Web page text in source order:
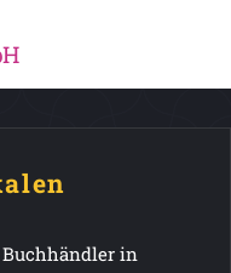
Buchhändler in